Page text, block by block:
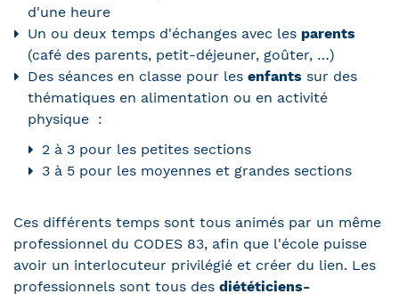
d'une heure
Un ou deux temps d'échanges avec les parents
(café des parents, petit-déjeuner, goûter, …)
Des séances en classe pour les enfants sur des
thématiques en alimentation ou en activité
physique :
2 à 3 pour les petites sections
3 à 5 pour les moyennes et grandes sections
Ces différents temps sont tous animés par un même
professionnel du CODES 83, afin que l'école puisse
avoir un interlocuteur privilégié et créer du lien. Les
professionnels sont tous des diététiciens-